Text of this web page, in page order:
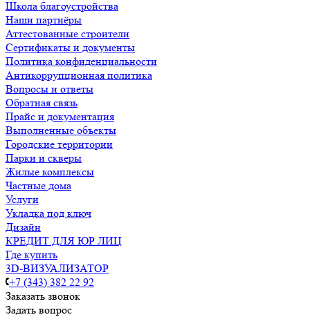
Школа благоустройства
Наши партнёры
Аттестованные строители
Сертификаты и документы
Политика конфиденциальности
Антикоррупционная политика
Вопросы и ответы
Обратная связь
Прайс и документация
Выполненные объекты
Городские территории
Парки и скверы
Жилые комплексы
Частные дома
Услуги
Укладка под ключ
Дизайн
КРЕДИТ ДЛЯ ЮР ЛИЦ
Где купить
3D-ВИЗУАЛИЗАТОР
+7 (343) 382 22 92
Заказать звонок
Задать вопрос